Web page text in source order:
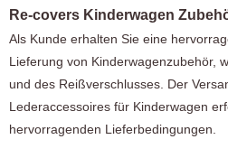
Re-covers Kinderwagen
Als Kunde erhalten Sie eine
Lieferung von Kinderwagenzubehör,
und des Reißverschlusses. Der
Lederaccessoires für Kinderwagen
hervorragenden Lieferbedingungen.